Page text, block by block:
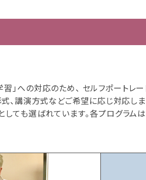
習」への対応のため、 セルフポート
式、講演方式などご希望に応じ対応しま
ても選ばれています。各プログラ